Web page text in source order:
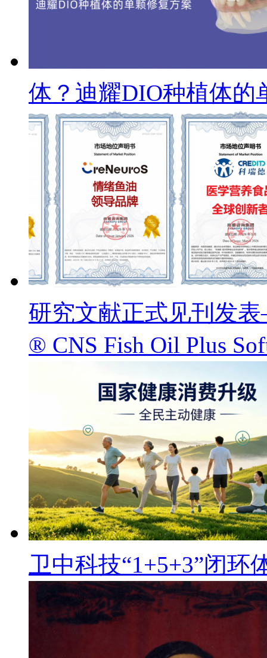
体？迪耀DIO种植体的
研究文献正式见刊发
® CNS Fish Oil Plus
卫中科技“1+5+3”闭环